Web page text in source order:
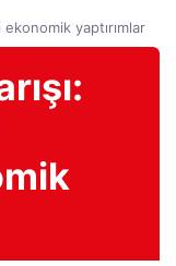
ekonomik yaptırımlar